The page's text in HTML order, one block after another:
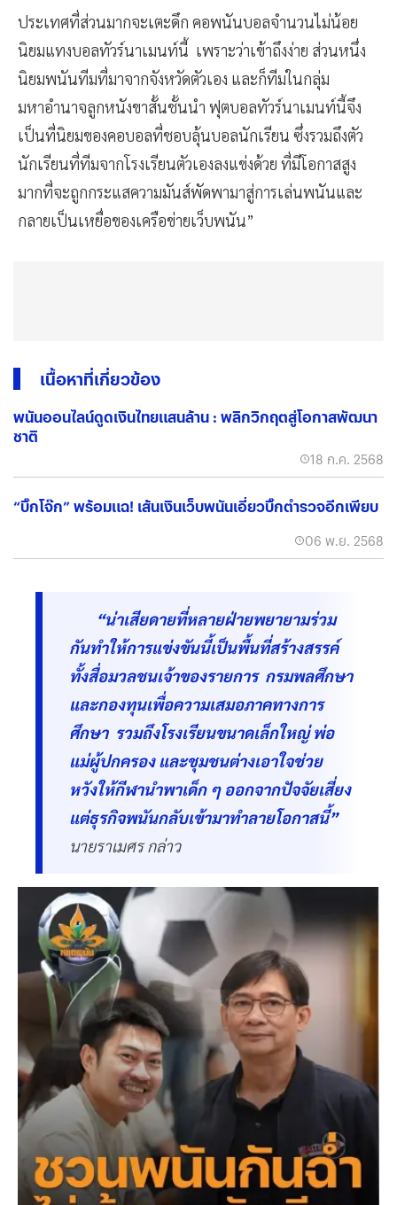
ประเทศที่ส่วนมากจะเตะดึก คอพนันบอลจำนวนไม่น้อย
นิยมแทงบอลทัวร์นาเมนท์นี้ เพราะว่าเข้าถึงง่าย ส่วนหนึ่ง
นิยมพนันทีมที่มาจากจังหวัดตัวเอง และก็ทีมในกลุ่ม
มหาอำนาจลูกหนังขาสั้นชั้นนำ ฟุตบอลทัวร์นาเมนท์นี้จึง
เป็นที่นิยมของคอบอลที่ชอบลุ้นบอลนักเรียน ซึ่งรวมถึงตัว
นักเรียนที่ทีมจากโรงเรียนตัวเองลงแข่งด้วย ที่มีโอกาสสูง
มากที่จะถูกกระแสความมันส์พัดพามาสู่การเล่นพนันและ
กลายเป็นเหยื่อของเครือข่ายเว็บพนัน”
เนื้อหาที่เกี่ยวข้อง
พนันออนไลน์ดูดเงินไทยแสนล้าน : พลิกวิกฤตสู่โอกาสพัฒนา
ชาติ
18 ก.ค. 2568
“บิ๊กโจ๊ก” พร้อมแฉ! เส้นเงินเว็บพนันเอี่ยวบิ๊กตำรวจอีกเพียบ
06 พ.ย. 2568
“น่าเสียดายที่หลายฝ่ายพยายามร่วม
กันทำให้การแข่งขันนี้เป็นพื้นที่สร้างสรรค์
ทั้งสื่อมวลชนเจ้าของรายการ กรมพลศึกษา
และกองทุนเพื่อความเสมอภาคทางการ
ศึกษา รวมถึงโรงเรียนขนาดเล็กใหญ่ พ่อ
แม่ผู้ปกครอง และชุมชนต่างเอาใจช่วย
หวังให้กีฬานำพาเด็ก ๆ ออกจากปัจจัยเสี่ยง
แต่ธุรกิจพนันกลับเข้ามาทำลายโอกาสนี้”
นายราเมศร กล่าว